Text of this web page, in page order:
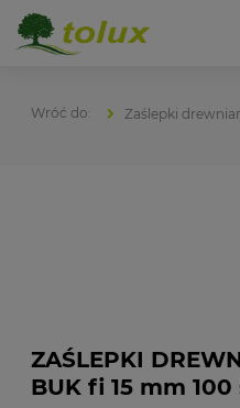
Zaślepki
ZAŚLEPKI
BUK fi 15 mm 100